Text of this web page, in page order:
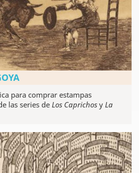
para comprar estampas
las series de Los Caprichos y La